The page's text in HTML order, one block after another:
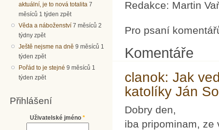
aktuální, je to nová totalita 7
měsíců 1 týden zpět
Věda a náboženství 7 měsíců 2
týdny zpět
Ještě nejsme na dně 9 měsíců 1
týden zpět
Pořád to je stejné 9 měsíců 1
týden zpět
Přihlášení
Uživatelské jméno *
Redakce: Martin
Pro psaní
Komentáře
clanok: Jak
katolíky Ján
Dobry den,
iba pripominam, ze